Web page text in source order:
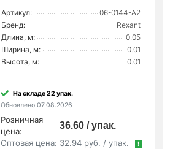
Артикул:
06-0144-A2
Бренд:
Rexant
Длина, м:
0.05
Ширина, м:
0.01
Высота, м:
0.01
На складе 22 упак.
Обновлено 07.08.2026
Розничная
цена:
36.60 / упак.
Оптовая цена: 32.94 руб. / упак. !